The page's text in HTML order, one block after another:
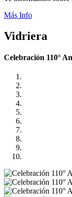
Más Info
Vidriera
Celebración 110°